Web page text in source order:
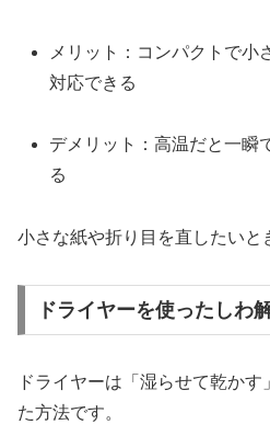
メリット：コンパクトで小
対応できる
デメリット：高温だと一瞬
る
小さな紙や折り目を直したいと
ドライヤーを使ったしわ
ドライヤーは「湿らせて乾か
た方法です。